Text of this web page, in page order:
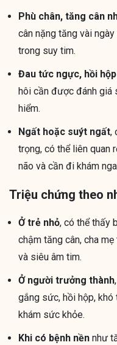
Phù chân, tăng cân
cân nặng tăng vài
trong suy tim.
Đau tức ngực, hồi
hôi cần được đánh
hiểm.
Ngất hoặc suýt ngất,
trọng, có thể liên quan
não và cần đi khám
Triệu chứng theo
Ở trẻ nhỏ, có thể thấy
chậm tăng cân, cha
và siêu âm tim.
Ở người trưởng thành
gắng sức, hồi hộp,
khám sức khỏe.
Khi có bệnh nền như